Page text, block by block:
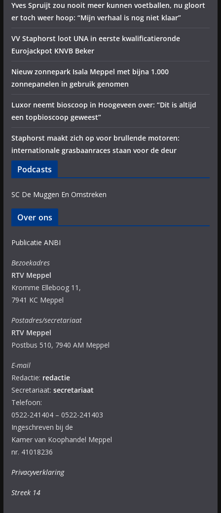
Yves Spruijt zou nooit meer kunnen voetballen, nu gloort
er toch weer hoop: “Mijn verhaal is nog niet klaar”
VV Staphorst loot UNA in eerste kwalificatieronde
Eurojackpot KNVB Beker
Nieuw zonnepark Isala Meppel met bijna 1.000
zonnepanelen in gebruik genomen
Luxor neemt bioscoop in Hoogeveen over: “Dit is altijd
een topbioscoop geweest”
Staphorst maakt zich op voor brullende motoren:
internationale grasbaanraces staan voor de deur
Podcasts
SC De Muggen En Omstreken
Over ons
Publicatie ANBI
Bezoekadres
RTV Meppel
Kromme Elleboog 11,
7941 KC Meppel
Postadres/secretariaat
RTV Meppel
Postbus 510, 7940 AM Meppel
E-mail
Redactie: redactie
Secretariaat: secretariaat
Telefoon:
0522-241404 – 0522-241403
Ingeschreven bij de
Kamer van Koophandel Meppel
nr. 41018236
Privacyverklaring
Streek 14